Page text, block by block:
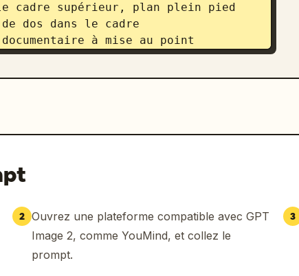
cadre supérieur, plan plein pied
dos dans le cadre
à mise au point
photo de lui-même comme référence
et composés de trois images, en
l'étalonnage des couleurs
également décrire la tonalité
pour chacune des trois images.
2 Ouvrez une plateforme compatible avec GPT
Image 2, comme YouMind, et collez le
prompt.
3